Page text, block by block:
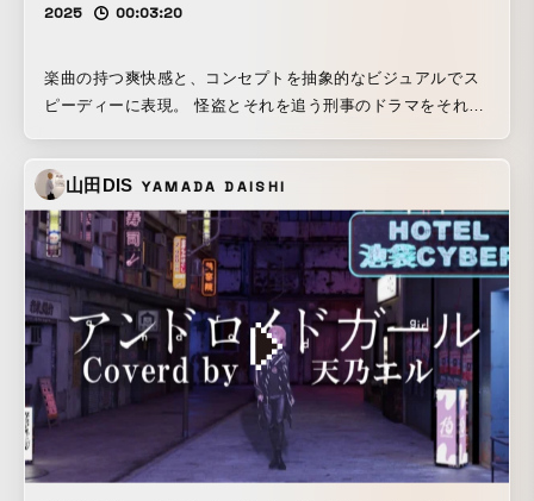
2025 00:03:20
楽曲の持つ爽快感と、コンセプトを抽象的なビジュアルでス
ピーディーに表現。 怪盗とそれを追う刑事のドラマをそれぞ
山田DIS YAMADA DAISHI